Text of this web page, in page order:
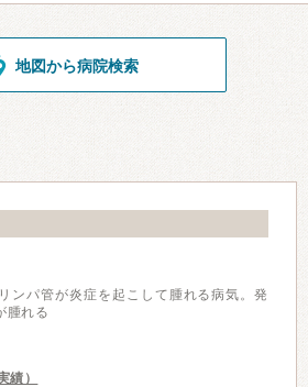
地図から病院検索
ンパ管が炎症を起こして腫れる病気。発
腫れる
績）